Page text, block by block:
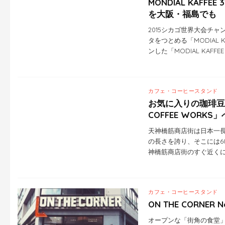
MONDIAL KAFFEE
を大阪・福島でも
2015シカゴ世界大会チャ
タをつとめる「MODIAL
ンした「MODIAL
カフェ・コーヒースタンド
お気に入りの珈琲
COFFEE WORKS」
天神橋筋商店街は日本一
の長さを誇り、そこには
神橋筋商店街のすぐ近く
カフェ・コーヒースタンド
ON THE CORNER
オープンな「街角の食堂